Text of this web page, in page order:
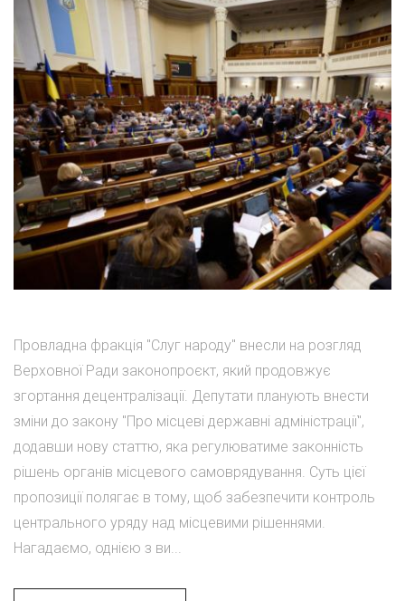
Провладна фракція "Слуг народу" внесли на розгляд
Верховної Ради законопроєкт, який продовжує
згортання децентралізації. Депутати планують внести
зміни до закону "Про місцеві державні адміністрації",
додавши нову статтю, яка регулюватиме законність
рішень органів місцевого самоврядування. Суть цієї
пропозиції полягає в тому, щоб забезпечити контроль
центрального уряду над місцевими рішеннями.
Нагадаємо, однією з ви...